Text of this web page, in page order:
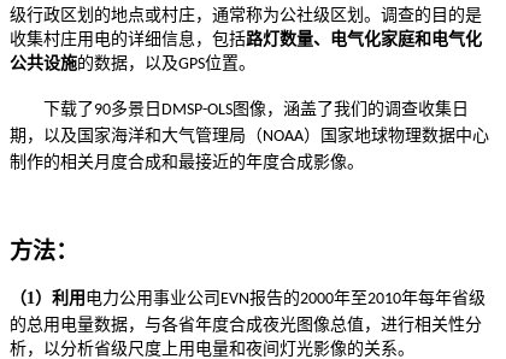
级行政区划的地点或村庄，通常称为公社级区划。调查的目的是
收集村庄用电的详细信息，包括路灯数量、电气化家庭和电气化
公共设施的数据， 以及GPS位置。
下载了90多景日 DMSP-OLS图像，涵盖了我们的调查收集日
期，以及国家海洋和大气管理局（NOAA）国家地球物理数据中心
制作的相关月度合成和最接近的年度合成影像。
方法：
（1） 利用 电力公用事业公司 EVN报告的2000年至2010年每年省级
的总用电量数据，与各省年度合成夜光图像总值，进行相关性分
析，以分析省级尺度上用电量和夜间灯光影像的关系。